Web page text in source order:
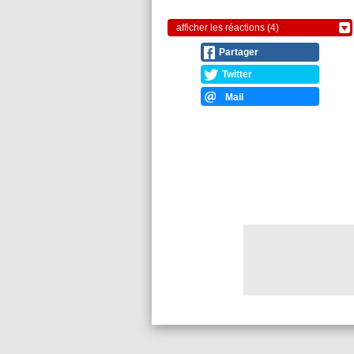
afficher les réactions (4)
Partager
Twitter
Mail